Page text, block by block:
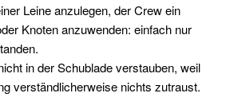
Leine anzulegen, der Crew ein
Knoten anzuwenden: einfach nur
in der Schublade verstauben, weil
verständlicherweise nichts zutraust.